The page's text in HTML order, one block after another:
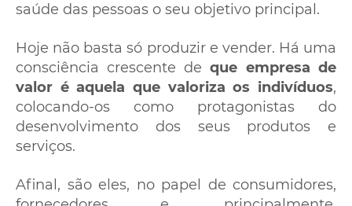
saúde das pessoas o seu objetivo principal.
Hoje não basta só produzir e vender. Há uma
consciência crescente de que empresa de
valor é aquela que valoriza os indivíduos,
colocando-os como protagonistas do
desenvolvimento dos seus produtos e
serviços.
Afinal, são eles, no papel de consumidores,